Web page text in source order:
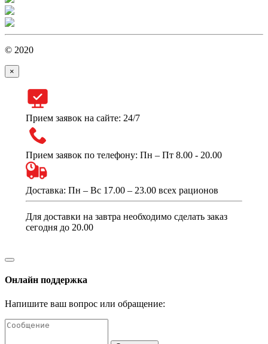
© 2020
×
Прием заявок на сайте: 24/7
Прием заявок по телефону: Пн – Пт 8.00 - 20.00
Доставка: Пн – Вс 17.00 – 23.00 всех рационов
Для доставки на завтра необходимо сделать заказ
сегодня до 20.00
Онлайн поддержка
Напишите ваш вопрос или обращение: